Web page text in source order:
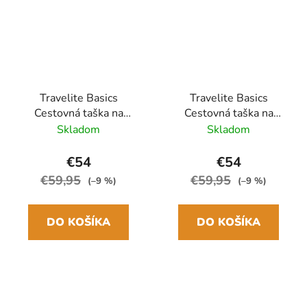
Travelite Basics
Cestovná taška na
kolieskach S 55cm Sivá
Skladom
€54
€59,95 (–9 %)
DO KOŠÍKA
Travelite Basics
Cestovná taška na
kolieskach S 55cm
Skladom
€54
€59,95 (–9 %)
DO KOŠÍKA